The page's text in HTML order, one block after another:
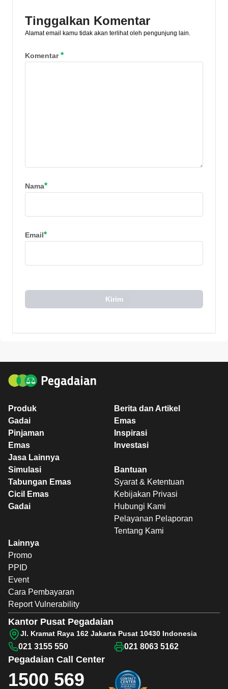
Tinggalkan Komentar
Alamat email kamu tidak akan terlihat oleh pengunjung lain.
Komentar*
Nama*
Email*
Kirim
Produk
Gadai
Pinjaman
Emas
Jasa Lainnya
Berita dan Artikel
Emas
Inspirasi
Investasi
Simulasi
Tabungan Emas
Cicil Emas
Gadai
Bantuan
Syarat & Ketentuan
Kebijakan Privasi
Hubungi Kami
Pelayanan Pelaporan
Tentang Kami
Lainnya
Promo
PPID
Event
Cara Pembayaran
Report Vulnerability
Pegadaian Call Center
1500 569
Kantor Pusat Pegadaian
Jl. Kramat Raya 162 Jakarta Pusat 10430 Indonesia
021 3155 550 021 8063 5162